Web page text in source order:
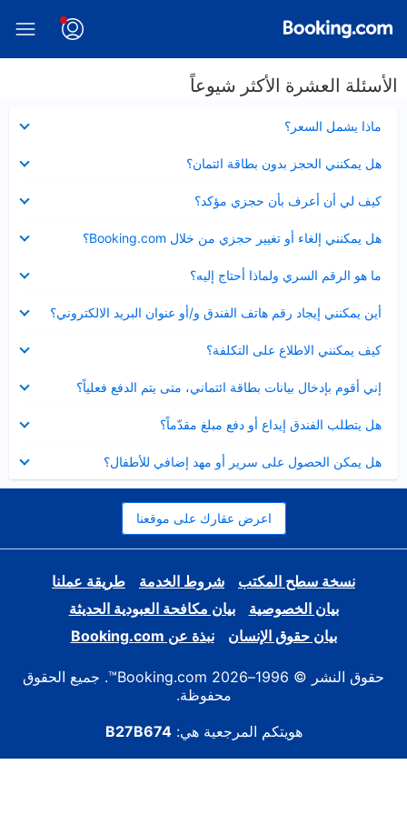
الأسئلة العشرة الأكثر شيوعاً
ماذا يشمل السعر؟
مصغر
هل يمكنني الحجز بدون بطاقة ائتمان؟
مصغر
كيف لي أن أعرف بأن حجزي مؤكد؟
مصغر
هل يمكنني إلغاء أو تغيير حجزي من خلال Booking.com؟
مصغر
ما هو الرقم السري ولماذا أحتاج إليه؟
مصغر
أين يمكنني إيجاد رقم هاتف الفندق و/أو عنوان البريد الالكتروني؟
عرض
مصغر
كيف يمكنني الاطلاع على التكلفة؟
مصغر
إني أقوم بإدخال بيانات بطاقة ائتماني، متى يتم الدفع فعلياً؟
مصغر
هل يتطلب الفندق إيداع أو دفع مبلغ مقدّماً؟
مصغر
هل يمكن الحصول على سرير أو مهد إضافي للأطفال؟
مصغر
اعرض عقارك على موقعنا
نسخة سطح المكتب شروط الخدمة
طريقة عملنا
بيان الخصوصية
بيان مكافحة العبودية الحديثة
بيان حقوق الإنسان
نبذة عن Booking.com
حقوق النشر © 1996–2026 Booking.com™. جميع الحقوق
محفوظة.
هويتكم المرجعية هي:B27B674